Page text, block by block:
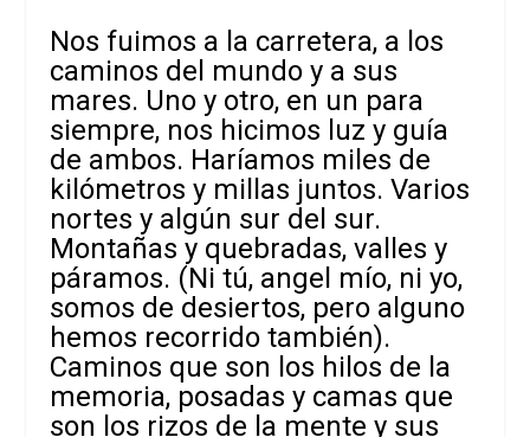
Nos fuimos a la carretera, a los
caminos del mundo y a sus
mares. Uno y otro, en un para
siempre, nos hicimos luz y guía
de ambos. Haríamos miles de
kilómetros y millas juntos. Varios
nortes y algún sur del sur.
Montañas y quebradas, valles y
páramos. (Ni tú, angel mío, ni yo,
somos de desiertos, pero alguno
hemos recorrido también).
Caminos que son los hilos de la
memoria, posadas y camas que
son los rizos de la mente y sus